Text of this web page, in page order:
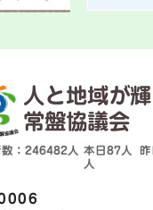
人と地域が輝
常盤協議会
数：246482人 本日87人 昨
人